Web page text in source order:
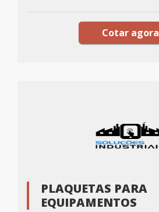
Cotar agora
PLAQUETAS PARA
EQUIPAMENTOS